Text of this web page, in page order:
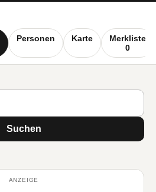
Personen Karte
Merkliste
0
Suchen
ANZEIGE